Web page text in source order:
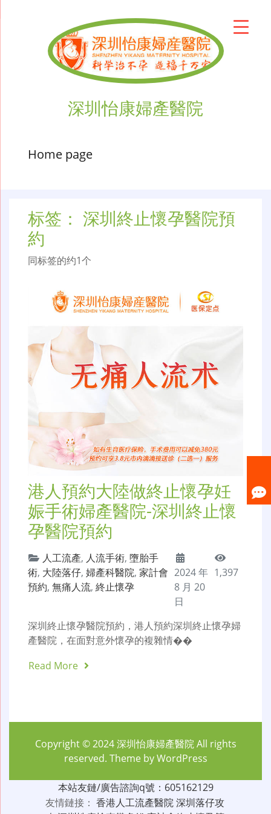
深圳怡康婦產醫院
Home page
标签： 深圳終止懷孕醫院預
約
同标签的约1个
港人預約大陸做終止懷孕妊
娠手術婦產醫院-深圳終止懷
孕醫院預約
人工流產, 人流手術, 墮胎手
術, 大陸落仔, 婦產科醫院, 家計會
預約, 無痛人流, 終止懷孕
2024 年
8 月 20
日
1,397
深圳終止懷孕醫院預約，港人預約深圳終止懷孕婦
產醫院，在面對意外懷孕的複雜情��
Read More
Copyright © 2024深圳怡康婦產醫院All rights
reserved. Theme byWordPress
本站友鏈/廣告諮詢q號：605162129
友情鏈接： 香港人工流產醫院深圳落仔攻